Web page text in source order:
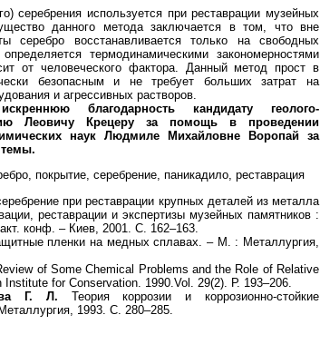
серебрения используется при реставрации музейных
данного метода заключается в том, что вне
серебро восстанавливается только на свободных
термодинамическими закономерностями
от человеческого фактора. Данный метод прост в
безопасным и не требует больших затрат на
и агрессивных растворов.
реннюю благодарность кандидату геолого-
Леовичу Крецеру за помощьв проведении
наук Людмиле
Михайловне Воропай за
темы.
покрытие, серебрение, паникадило, реставрация
при реставрации крупных деталей из металла
реставрации и экспертизы музейных памятников :
конф. – Киев, 2001. С. 162–163.
пленки на медных сплавах. – М. : Металлургия,
of Some Chemical Problems and the Role of Relative
for Conservation. 1990.Vol. 29(2). Р. 193–206.
Г. Л. Теория коррозии и коррозионно-стойкие
1993. С. 280–285.